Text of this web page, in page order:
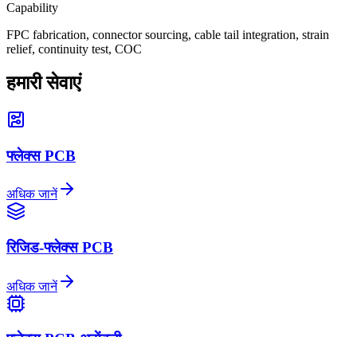
Capability
FPC fabrication, connector sourcing, cable tail integration, strain
relief, continuity test, COC
हमारी सेवाएं
फ्लेक्स PCB
अधिक जानें
रिजिड-फ्लेक्स PCB
अधिक जानें